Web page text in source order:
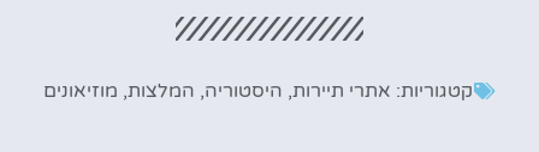
קטגוריות: אתרי תיירות, היסטוריה, המלצות, מוזיאונים